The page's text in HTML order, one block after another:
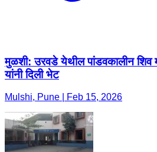
मुळशी: उरवडे येथील पांडवकालीन शिव
यांनी दिली भेट
Mulshi, Pune | Feb 15, 2026